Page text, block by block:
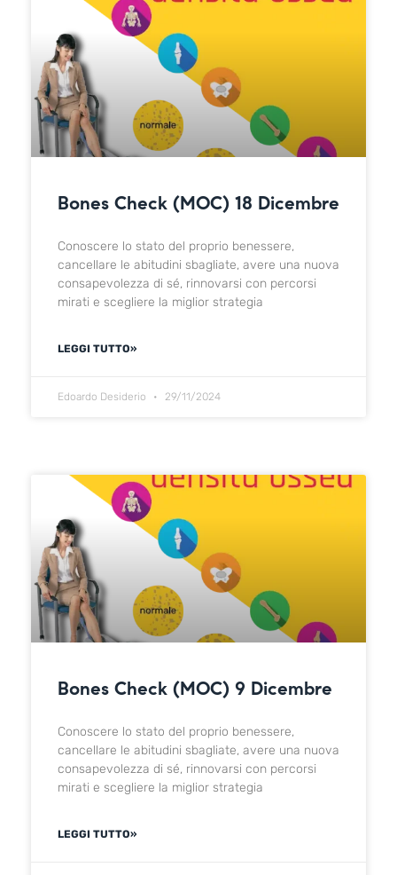
Bones Check (MOC) 18 Dicembre
Conoscere lo stato del proprio benessere,
cancellare le abitudini sbagliate, avere una nuova
consapevolezza di sé, rinnovarsi con percorsi
mirati e scegliere la miglior strategia
LEGGI TUTTO»
Edoardo Desiderio 29/11/2024
Bones Check (MOC) 9 Dicembre
Conoscere lo stato del proprio benessere,
cancellare le abitudini sbagliate, avere una nuova
consapevolezza di sé, rinnovarsi con percorsi
mirati e scegliere la miglior strategia
LEGGI TUTTO»